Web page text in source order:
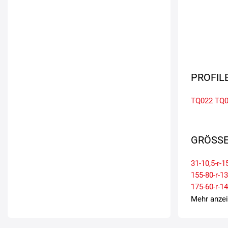
TQ022
31-10,5-r-
155-80-r-13
175-60-r-14
185-65-r-14
Mehr